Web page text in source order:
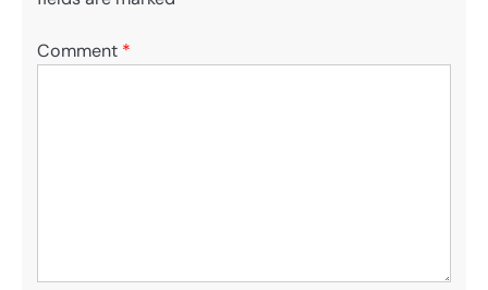
Comment *